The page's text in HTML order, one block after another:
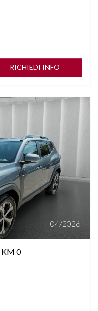
RICHIEDI INFO
04/2026
KM 0